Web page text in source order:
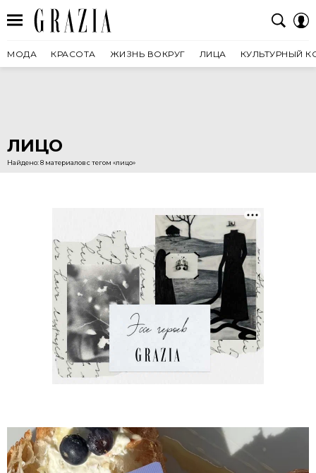
МОДА КРАСОТА ЖИЗНЬ ВОКРУГ ЛИЦА КУЛЬТУРНЫЙ
ЛИЦО
Найдено: 8 материалов с тегом «лицо»